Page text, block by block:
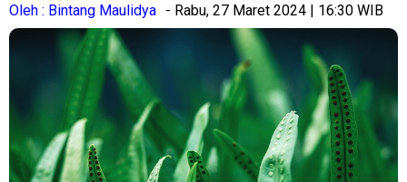
Oleh : Bintang Maulidya - Rabu, 27 Maret 2024 | 16:30 WIB